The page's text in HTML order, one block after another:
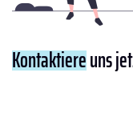
Kontaktiereuns